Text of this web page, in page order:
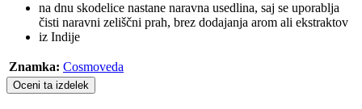
na dnu skodelice nastane naravna usedlina, saj se uporablja
čisti naravni zeliščni prah, brez dodajanja arom ali ekstraktov
iz Indije
Znamka: Cosmoveda
Oceni ta izdelek